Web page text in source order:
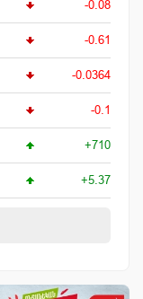
-0.08
-0.61
-0.0364
-0.1
+710
+5.37